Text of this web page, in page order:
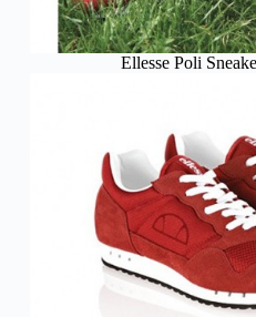
Ellesse Poli